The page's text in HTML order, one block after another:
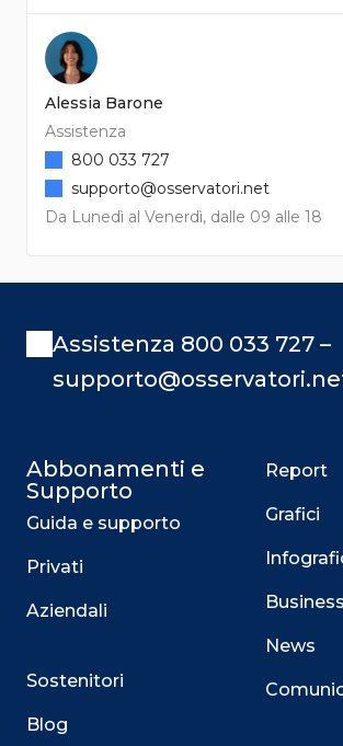
Alessia Barone
Assistenza
Da Lunedì al Venerdì, dalle 09 alle 18
800 033 727
supporto@osservatori.net
Assistenza 800 033 727 –
Abbonamenti e
Supporto
Guida e supporto
Privati
Aziendali
Sostenitori
Blog
Report
Grafici
News